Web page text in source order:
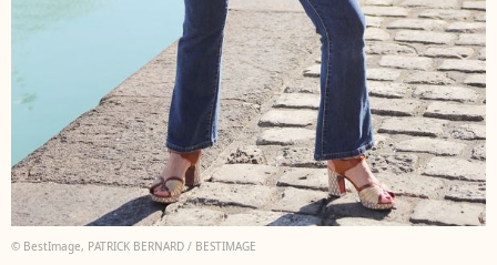
© BestImage, PATRICK BERNARD / BESTIMAGE